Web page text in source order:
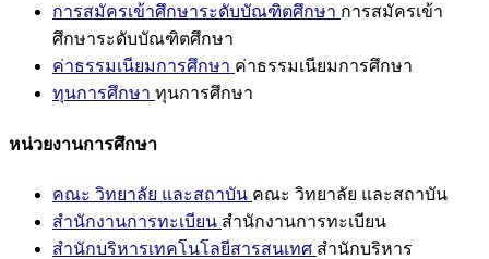
การสมัครเข้าศึกษาระดับบัณฑิตศึกษา การสมัครเข้า
ศึกษาระดับบัณฑิตศึกษา
ค่าธรรมเนียมการศึกษา ค่าธรรมเนียมการศึกษา
ทุนการศึกษา ทุนการศึกษา
หน่วยงานการศึกษา
คณะ วิทยาลัย และสถาบัน คณะ วิทยาลัย และสถาบัน
สำนักงานการทะเบียน สำนักงานการทะเบียน
สำนักบริหารเทคโนโลยีสารสนเทศ สำนักบริหาร